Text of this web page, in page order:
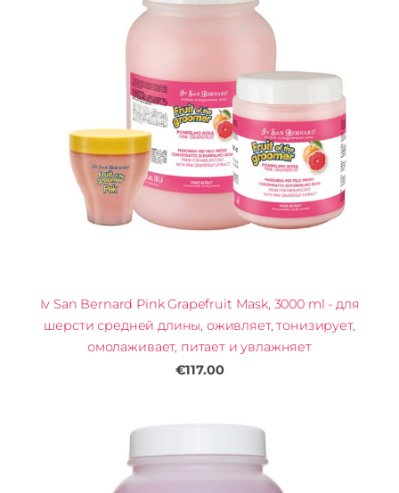
Iv San Bernard Pink Grapefruit Mask, 3000 ml - для
шерсти средней длины, оживляет, тонизирует,
омолаживает, питает и увлажняет
€117.00